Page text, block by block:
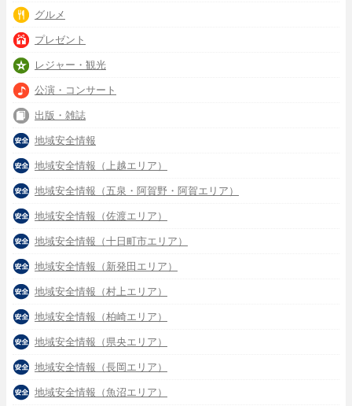
グルメ
プレゼント
レジャー・観光
公演・コンサート
出版・雑誌
地域安全情報
地域安全情報（上越エリア）
地域安全情報（五泉・阿賀野・阿賀エリア）
地域安全情報（佐渡エリア）
地域安全情報（十日町市エリア）
地域安全情報（新発田エリア）
地域安全情報（村上エリア）
地域安全情報（柏崎エリア）
地域安全情報（県央エリア）
地域安全情報（長岡エリア）
地域安全情報（魚沼エリア）